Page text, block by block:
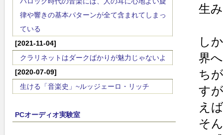
律や響きの基本パターンが全て含まれてしまっ
ている
[2021-11-04]
クラリネットはダークばかりが魅力じゃないよ
[2020-07-09]
生ける「音楽史」~ルッジェーロ・リッチ
PCオーディオ実験室
生
し
界
ち
す
え
そ